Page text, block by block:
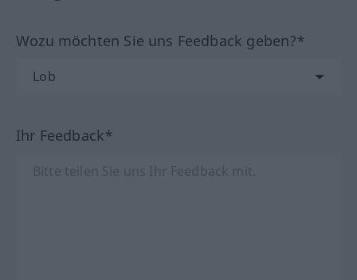
Wozu möchten Sie uns Feedback geben?*
Ihr Feedback*